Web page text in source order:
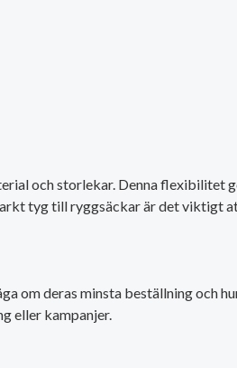
och storlekar. Denna flexibilitet
tyg till ryggsäckar är det viktigt
om deras minsta beställning
eller kampanjer.